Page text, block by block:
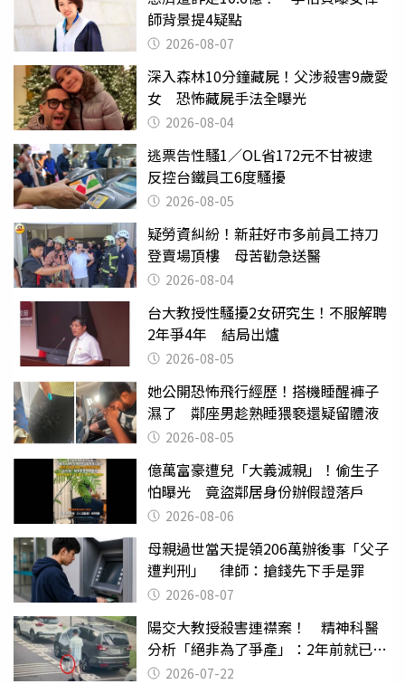
師背景提4疑點
2026-08-07
深入森林10分鐘藏屍！父涉殺害9歲愛
女 恐怖藏屍手法全曝光
2026-08-04
逃票告性騷1／OL省172元不甘被逮
反控台鐵員工6度騷擾
2026-08-05
疑勞資糾紛！新莊好市多前員工持刀
登賣場頂樓 母苦勸急送醫
2026-08-04
台大教授性騷擾2女研究生！不服解聘
2年爭4年 結局出爐
2026-08-05
她公開恐怖飛行經歷！搭機睡醒褲子
濕了 鄰座男趁熟睡猥褻還疑留體液
2026-08-05
億萬富豪遭兒「大義滅親」！偷生子
怕曝光 竟盜鄰居身份辦假證落戶
2026-08-06
母親過世當天提領206萬辦後事「父子
遭判刑」 律師：搶錢先下手是罪
2026-08-07
陽交大教授殺害連襟案！ 精神科醫
分析「絕非為了爭產」：2年前就已言
行詭異
2026-07-22